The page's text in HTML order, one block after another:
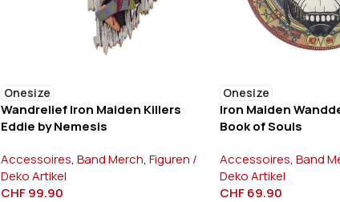
Onesize
Wandrelief Iron Maiden Killers
Eddie by Nemesis
Accessoires, Band Merch, Figuren /
Deko Artikel
CHF99.90
Onesize
Iron Maiden
Book of Souls
Accessoires, Band
Deko Artikel
CHF69.90